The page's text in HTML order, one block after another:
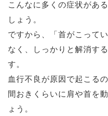
こんなに多くの症状があ
しょう。
ですから、「首がこって
なく、しっかりと解消す
す。
血行不良が原因で起こる
間おきくらいに肩や首を
ょう。